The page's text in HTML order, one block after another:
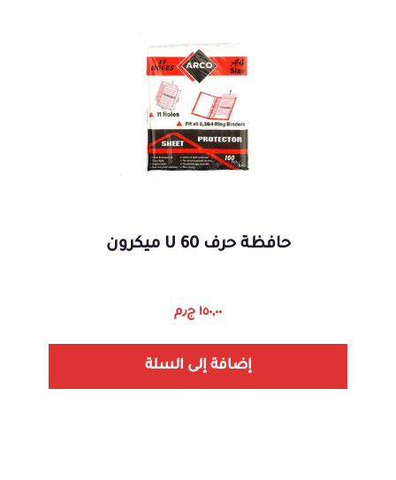
حافظة حرف 60 U ميكرون
١٥٠,٠٠ ج٫م
إضافة إلى السلة